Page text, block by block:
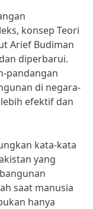
konsep Teori
Arief Budiman
diperbarui.
pandangan
di negara-
efektif dan
kata-kata
yang
saat manusia
hanya